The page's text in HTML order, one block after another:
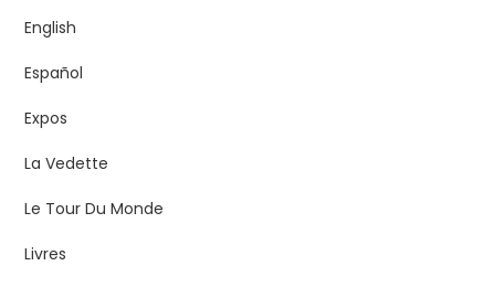
English
Español
Expos
La Vedette
Le Tour Du Monde
Livres